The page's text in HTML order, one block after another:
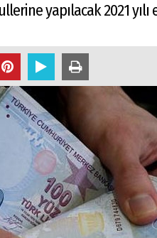
yapılacak 2021